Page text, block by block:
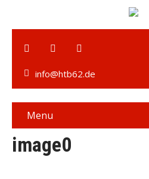
info@htb62.de
Menu
image0